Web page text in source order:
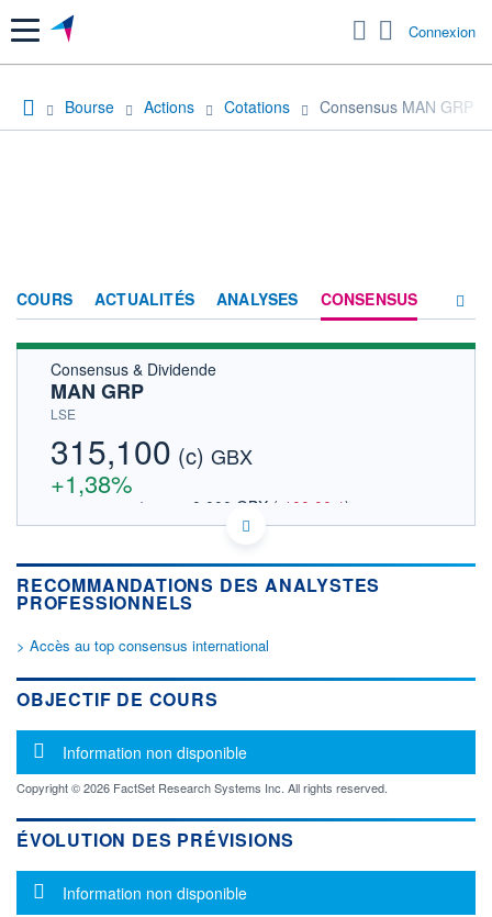
Menu Connexion
Bourse Actions Cotations Consensus MAN GRP
COURS ACTUALITÉS ANALYSES CONSENSUS
HISTORIQUE
Consensus & Dividende
MAN GRP
LSE
315,100 (c) GBX
+1,38%
0,000 GBX ( -100,00%)
VALEUR INDICATIVE3,673 EUR
DONNÉES TEMPS DIFFÉRÉ
Politique d'exécution
11h51 14h42
310
OUVERTURE
313,000
CLÔTURE VEILLE
310,800
+ HAUT
316,600
+ BAS
RECOMMANDATIONS DES ANALYSTES
PROFESSIONNELS
> Accès au top consensus international
OBJECTIF DE COURS
Message d'information
Information non disponible
Copyright © 2026 FactSet Research Systems Inc. All rights reserved.
ÉVOLUTION DES PRÉVISIONS
Message d'information
Information non disponible